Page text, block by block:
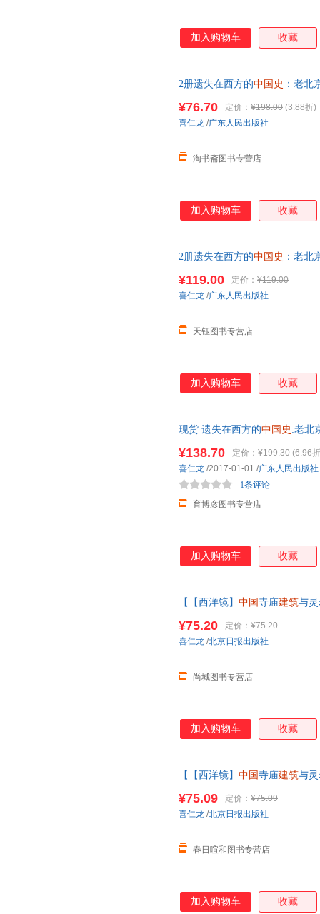
加入购物车 收藏
2册遗失在西方的中国史 ：老北
¥76.70 定价： ¥198.00 (3.88折)
淘书斋图书专营店
喜仁龙 /广东人民出版社
加入购物车 收藏
2册遗失在西方的中国史 ：老北
¥119.00 定价： ¥119.00
天钰图书专营店
喜仁龙 /广东人民出版社
加入购物车 收藏
现货 遗失在西方的中国史 :老北
¥138.70 定价： ¥199.30 (6.96
育博彦图书专营店
1条评论
喜仁龙 /2017-01-01 /广东人民出版社
加入购物车 收藏
【【西洋镜】 中国 寺庙建筑与
系在线当当客服
¥75.20 定价： ¥75.20
尚城图书专营店
喜仁龙 /北京日报出版社
加入购物车 收藏
【【西洋镜】 中国 寺庙建筑与
系在线当当客服
¥75.09 定价： ¥75.09
春日喧和图书专营店
喜仁龙 /北京日报出版社
加入购物车 收藏